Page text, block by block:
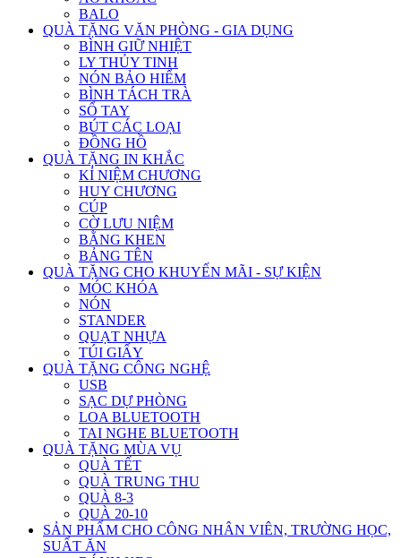
BALO
QUÀ TẶNG VĂN PHÒNG - GIA DỤNG
BÌNH GIỮ NHIỆT
LY THỦY TINH
NÓN BẢO HIỂM
BÌNH TÁCH TRÀ
SỔ TAY
BÚT CÁC LOẠI
ĐỒNG HỒ
QUÀ TẶNG IN KHẮC
KỈ NIỆM CHƯƠNG
HUY CHƯƠNG
CÚP
CỜ LƯU NIỆM
BẰNG KHEN
BẢNG TÊN
QUÀ TẶNG CHO KHUYẾN MÃI - SỰ KIỆN
MÓC KHÓA
NÓN
STANDER
QUẠT NHỰA
TÚI GIẤY
QUÀ TẶNG CÔNG NGHỆ
USB
SẠC DỰ PHÒNG
LOA BLUETOOTH
TAI NGHE BLUETOOTH
QUÀ TẶNG MÙA VỤ
QUÀ TẾT
QUÀ TRUNG THU
QUÀ 8-3
QUÀ 20-10
SẢN PHẨM CHO CÔNG NHÂN VIÊN, TRƯỜNG HỌC,
SUẤT ĂN